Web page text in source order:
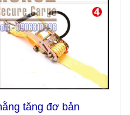
tăng đơ bản